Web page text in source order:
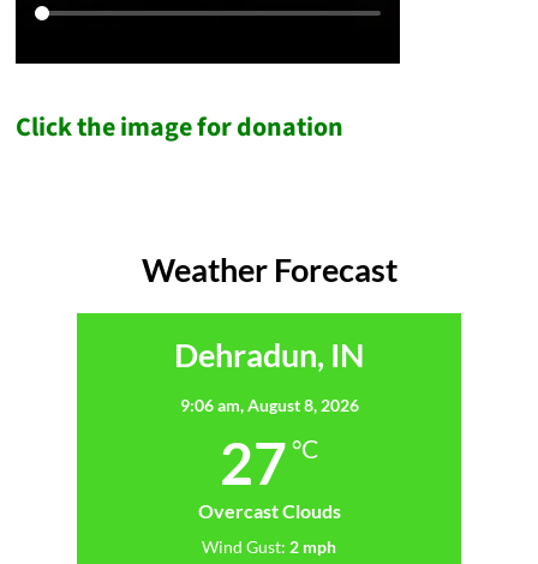
Click the image for donation
Weather Forecast
Dehradun, IN
9:06 am,August 8, 2026
27 °C
Overcast Clouds
Wind Gust: 2 mph